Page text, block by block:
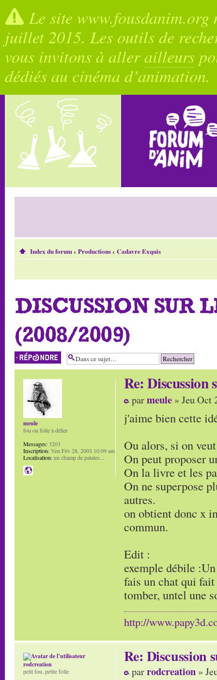
Le site
juillet 2015. Les outils de
vous invitons à allerailleurs
dédiés au cinéma d’animation.
Index du forum‹ Productions‹ Cadavre Exquis
DISCUSSION SUR
(2008/2009)
Répondre
Re:
parmeule » Jeu Oct
j'aime bien cette
Ou alors, si on
On peut proposer
On la livre et les
On ne superpose
autres.
on obtient donc x
commun.
Edit :
exemple débile
fais un chat qui
tomber, untel une
http://
meule
fou ou folle à délier
Messages:3203
Inscription:Ven Fév 28, 2003 10:09 am
Localisation:un champ de patates...
Re: Discussion
parrodcreation »
rodcreation
petit fou, petite folle